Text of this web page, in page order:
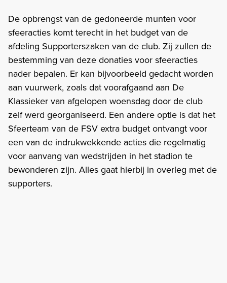
De opbrengst van de gedoneerde munten voor
sfeeracties komt terecht in het budget van de
afdeling Supporterszaken van de club. Zij zullen de
bestemming van deze donaties voor sfeeracties
nader bepalen. Er kan bijvoorbeeld gedacht worden
aan vuurwerk, zoals dat voorafgaand aan De
Klassieker van afgelopen woensdag door de club
zelf werd georganiseerd. Een andere optie is dat het
Sfeerteam van de FSV extra budget ontvangt voor
een van de indrukwekkende acties die regelmatig
voor aanvang van wedstrijden in het stadion te
bewonderen zijn. Alles gaat hierbij in overleg met de
supporters.